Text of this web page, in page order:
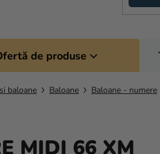
de produse
baloane Baloane Baloane - numere
MIDI 66 XM